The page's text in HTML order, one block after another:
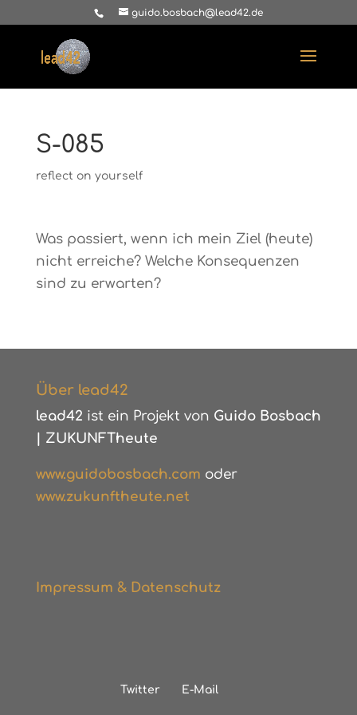
guido.bosbach@lead42.de
S-085
reflect on yourself
Was passiert, wenn ich mein Ziel (heute)
nicht erreiche? Welche Konsequenzen
sind zu erwarten?
Über lead42
lead42 ist ein Projekt von Guido Bosbach
ZUKUNFTheute
www.guidobosbach.com oder
www.zukunftheute.net
Impressum & Datenschutz
Twitter E-Mail